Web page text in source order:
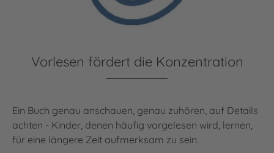
Vorlesen fördert die Konzentration
Ein Buch genau anschauen, genau zuhören, auf Details
achten - Kinder, denen häufig vorgelesen wird, lernen,
für eine längere Zeit aufmerksam zu sein.